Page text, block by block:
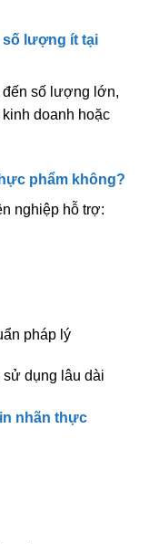
số lượng ít tại
số lượng lớn,
doanh hoặc
phẩm không?
nghiệp hỗ trợ:
pháp lý
dụng lâu dài
nhãn thực